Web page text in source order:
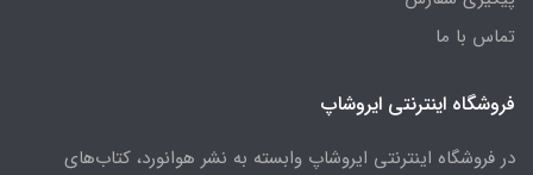
تماس با ما
فروشگاه اینترنتی ایروشاپ
در فروشگاه اینترنتی ایروشاپ وابسته به نشر هوانورد، کتاب‌های